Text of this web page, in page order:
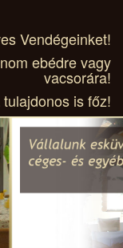
Vendégeinket!
ebédre vagy
vacsorára!
is főz!